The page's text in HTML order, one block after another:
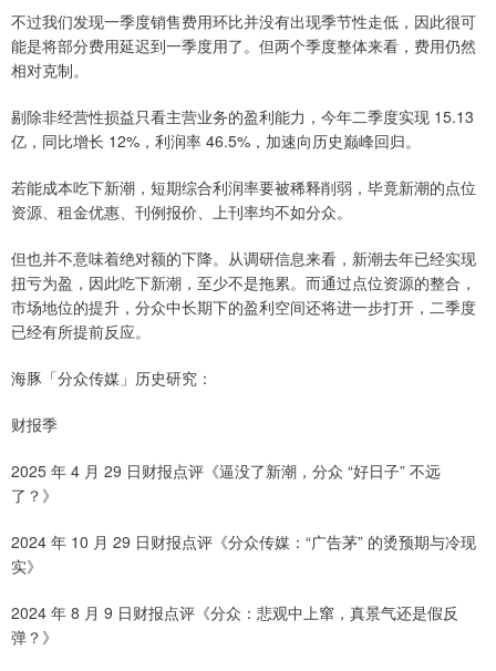
不过我们发现一季度销售费用环比并没有出现季节性走低，因此很可
能是将部分费用延迟到一季度用了。但两个季度整体来看，费用仍然
相对克制。
剔除非经营性损益只看主营业务的盈利能力，今年二季度实现 15.13
亿，同比增长 12%，利润率 46.5%，加速向历史巅峰回归。
若能成本吃下新潮，短期综合利润率要被稀释削弱，毕竟新潮的点位
资源、租金优惠、刊例报价、上刊率均不如分众。
但也并不意味着绝对额的下降。从调研信息来看，新潮去年已经实现
扭亏为盈，因此吃下新潮，至少不是拖累。而通过点位资源的整合，
市场地位的提升，分众中长期下的盈利空间还将进一步打开，二季度
已经有所提前反应。
海豚「分众传媒」历史研究：
财报季
2025 年 4 月 29 日财报点评《逼没了新潮，分众 “好日子” 不远
了？》
2024 年 10 月 29 日财报点评《分众传媒：“广告茅” 的烫预期与冷现
实》
2024 年 8 月 9 日财报点评《分众：悲观中上窜，真景气还是假反
弹？》